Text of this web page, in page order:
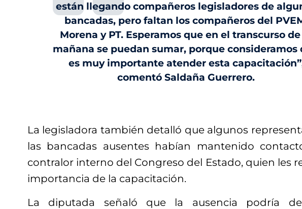
están llegando compañeros legisladores de
bancadas, pero faltan los compañeros del
Morena y PT. Esperamos que en el transcurso
mañana se puedan sumar, porque consideramos
es muy importante atender esta
comentó Saldaña Guerrero.
La legisladora también detalló que algunos
las bancadas ausentes habían mantenido
contralor interno del Congreso del Estado, quien les
importancia de la capacitación.
La diputada señaló que la ausencia podría